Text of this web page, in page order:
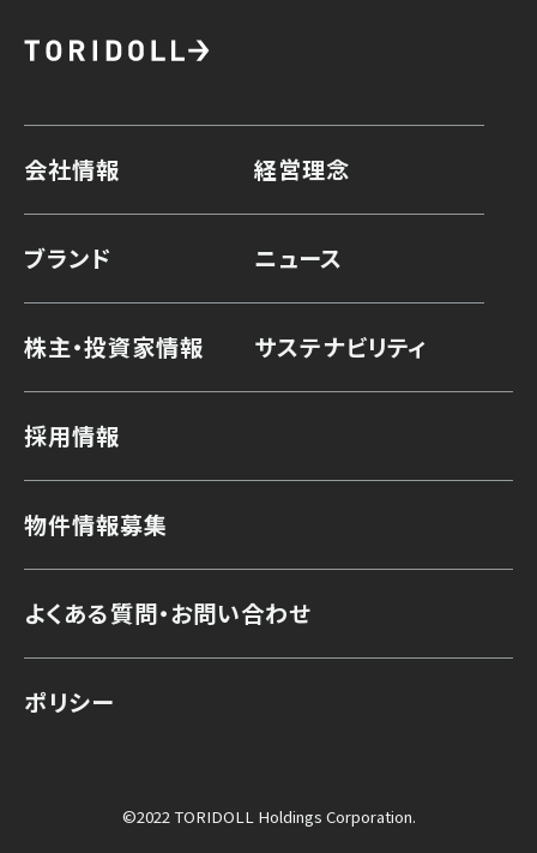
会社情報 経営理念
ブランド ニュース
株主・投資家情報 サステナビリティ
採用情報
物件情報募集
よくある質問・お問い合わせ
ポリシー
©2022 TORIDOLL Holdings Corporation.